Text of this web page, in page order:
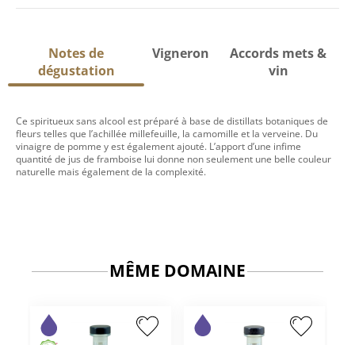
Notes de
dégustation
Vigneron
Accords mets &
vin
Ce spiritueux sans alcool est préparé à base de distillats botaniques de
fleurs telles que l’achillée millefeuille, la camomille et la verveine. Du
vinaigre de pomme y est également ajouté. L’apport d’une infime
quantité de jus de framboise lui donne non seulement une belle couleur
naturelle mais également de la complexité.
MÊME DOMAINE